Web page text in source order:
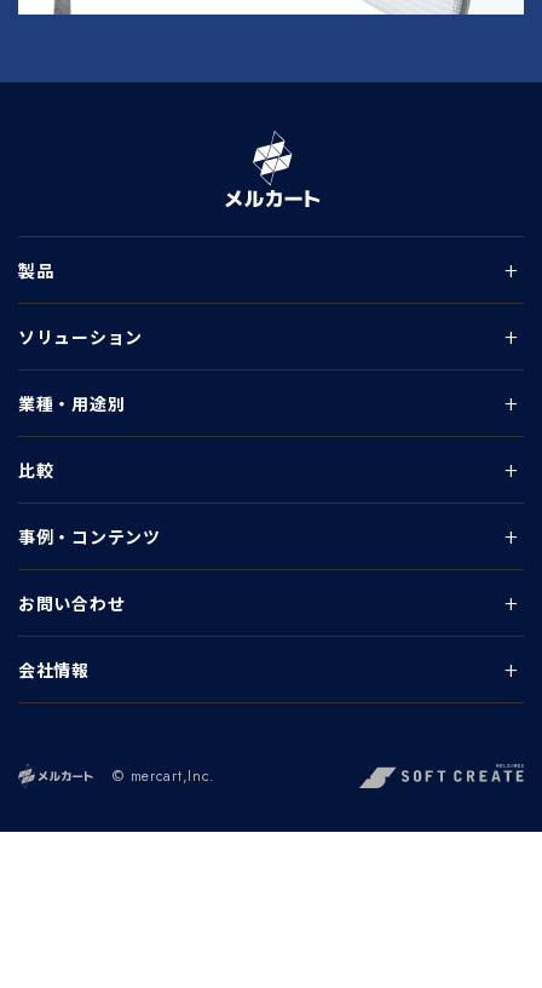
製品
ソリューション
業種・用途別
比較
事例・コンテンツ
お問い合わせ
会社情報
© mercart,Inc.